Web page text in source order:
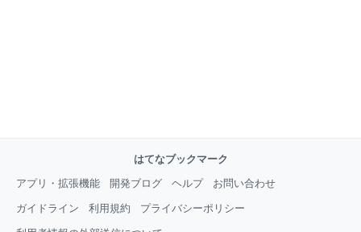
はてなブックマーク
アプリ・拡張機能
開発ブログ ヘルプ お問い合わせ
ガイドライン 利用規約 プライバシーポリシー